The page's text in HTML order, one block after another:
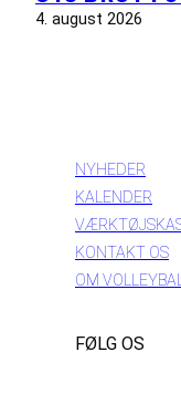
4. august 2026
NYHEDER
KALENDER
KONTAKT OS
OM
FØLG OS